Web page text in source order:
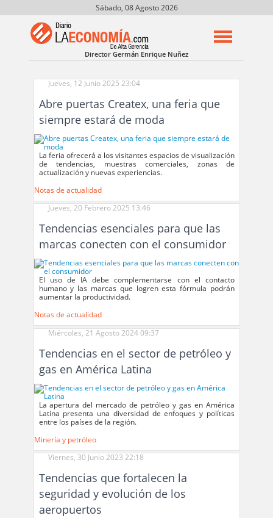
Sábado, 08 Agosto 2026
Director Germán Enrique Nuñez
Jueves, 12 Junio 2025 23:04
Abre puertas Createx, una feria que
siempre estará de moda
La feria ofrecerá a los visitantes espacios de visualización
de tendencias, muestras comerciales, zonas de
actualización y nuevas experiencias.
Notas de actualidad
Jueves, 20 Febrero 2025 13:46
Tendencias esenciales para que las
marcas conecten con el consumidor
El uso de IA debe complementarse con el contacto
humano y las marcas que logren esta fórmula podrán
aumentar la productividad.
Notas de actualidad
Miércoles, 21 Agosto 2024 09:37
Tendencias en el sector de petróleo y
gas en América Latina
La apertura del mercado de petróleo y gas en América
Latina presenta una diversidad de enfoques y políticas
entre los países de la región.
Minería y petróleo
Viernes, 30 Junio 2023 22:18
Tendencias que fortalecen la
seguridad y evolución de los
aeropuertos